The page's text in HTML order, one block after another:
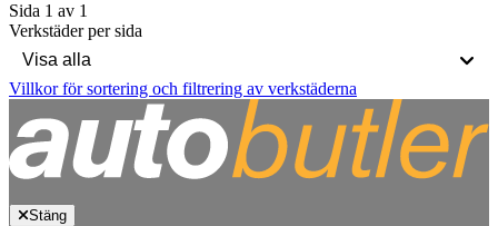
Sida 1 av 1
Verkstäder per sida
Villkor för sortering och filtrering av verkstäderna
Stäng